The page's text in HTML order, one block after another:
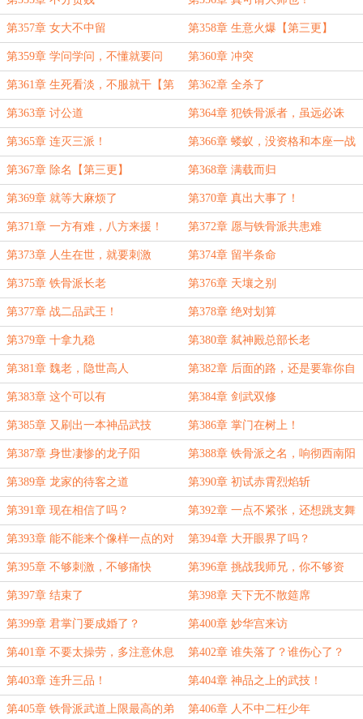
第357章 女大不中留 第358章 生意火爆【第三更】
第359章 学问学问，不懂就要问 第360章 冲突
第361章 生死看淡，不服就干【第
三更】
第362章 全杀了
第363章 讨公道 第364章 犯铁骨派者，虽远必诛
【第三更】
第365章 连灭三派！ 第366章 蝼蚁，没资格和本座一战
第367章 除名【第三更】 第368章 满载而归
第369章 就等大麻烦了 第370章 真出大事了！
第371章 一方有难，八方来援！ 第372章 愿与铁骨派共患难
第373章 人生在世，就要刺激 第374章 留半条命
第375章 铁骨派长老 第376章 天壤之别
第377章 战二品武王！ 第378章 绝对划算
第379章 十拿九稳 第380章 弑神殿总部长老
第381章 魏老，隐世高人 第382章 后面的路，还是要靠你自
己走
第383章 这个可以有 第384章 剑武双修
第385章 又刷出一本神品武技 第386章 掌门在树上！
第387章 身世凄惨的龙子阳 第388章 铁骨派之名，响彻西南阳
州
第389章 龙家的待客之道 第390章 初试赤霄烈焰斩
第391章 现在相信了吗？ 第392章 一点不紧张，还想跳支舞
第393章 能不能来个像样一点的对
手！
第394章 大开眼界了吗？
第395章 不够刺激，不够痛快 第396章 挑战我师兄，你不够资
格！
第397章 结束了 第398章 天下无不散筵席
第399章 君掌门要成婚了？ 第400章 妙华宫来访
第401章 不要太操劳，多注意休息 第402章 谁失落了？谁伤心了？
第403章 连升三品！ 第404章 神品之上的武技！
第405章 铁骨派武道上限最高的弟 第406章 人不中二枉少年